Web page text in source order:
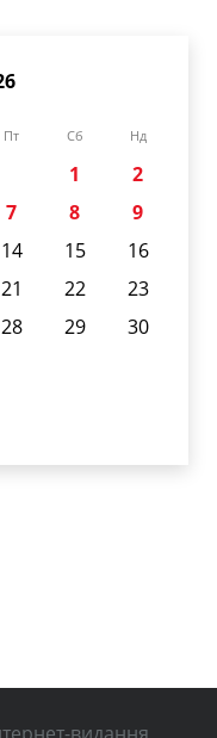
Пт Сб Нд
1
2
7 8
9
14 15
16
21 22
23
28 29
30